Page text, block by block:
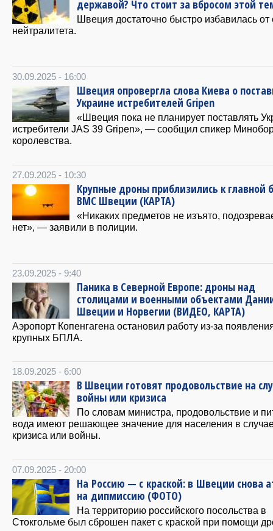
державой? Что стоит за вбросом этой
Швеция достаточно быстро избавилась от
нейтралитета.
30.09.2025 - 16:00
Швеция опровергла слова Киева о
Украине истребителей Gripen
«Швеция пока не планирует поставлять
истребители JAS 39 Gripen», — сообщил спикер
королевства.
27.09.2025 - 10:30
Крупные дроны приблизились к главной
ВМС Швеции (КАРТА)
«Никаких предметов не изъято,
нет», — заявили в полиции.
23.09.2025 - 9:40
Паника в Северной Европе: дроны над
столицами и военными объектами
Швеции и Норвегии (ВИДЕО, КАРТА)
Аэропорт Копенгагена остановил работу из-за
крупных БПЛА.
18.09.2025 - 6:00
В Швеции готовят продовольствие на
войны или кризиса
По словам министра, продовольствие и
вода имеют решающее значение для населения в
кризиса или войны.
07.09.2025 - 20:00
На Россию — с краской: в Швеции снова
на дипмиссию (ФОТО)
На территорию российского посольства в
Стокгольме был сброшен пакет с краской при помощи